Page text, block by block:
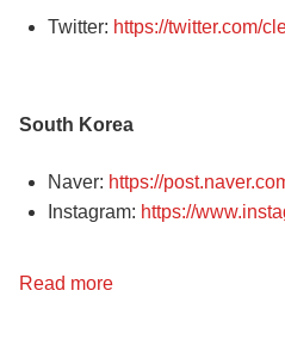
Twitter: https://twitter.com/
South Korea
Naver: https://
Instagram: https://
Read more